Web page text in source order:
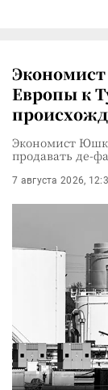
Европы к
Экономист
продавать де-
7 августа 2026,